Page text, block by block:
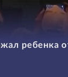
ребенка